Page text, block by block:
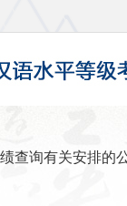
查询有关安排的